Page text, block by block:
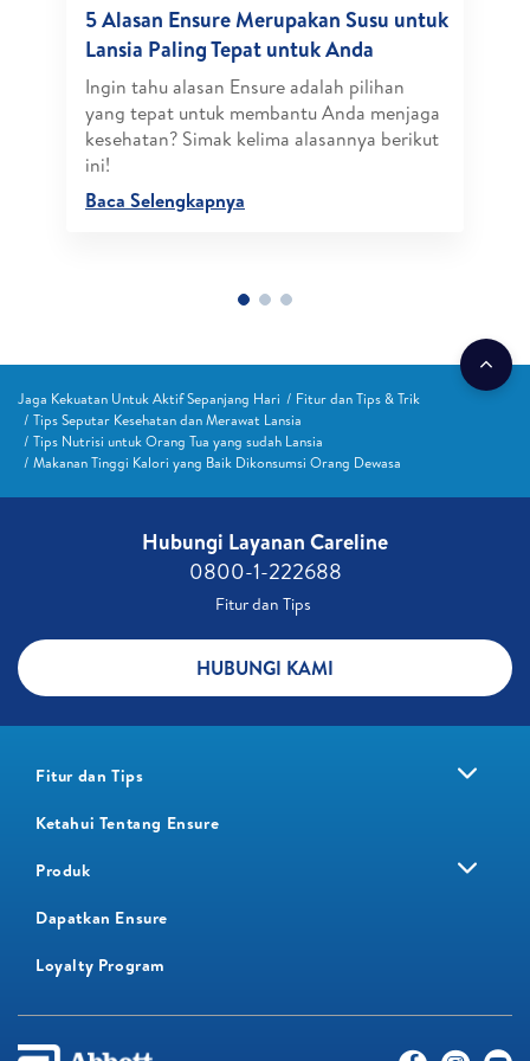
5 Alasan Ensure Merupakan Susu untuk
Lansia Paling Tepat untuk Anda
Ingin tahu alasan Ensure adalah pilihan
yang tepat untuk membantu Anda menjaga
kesehatan? Simak kelima alasannya berikut
ini!
Baca Selengkapnya
Jaga Kekuatan Untuk Aktif Sepanjang Hari
Fitur dan Tips & Trik
Tips Seputar Kesehatan dan Merawat Lansia
Tips Nutrisi untuk Orang Tua yang sudah Lansia
Makanan Tinggi Kalori yang Baik Dikonsumsi Orang Dewasa
Hubungi Layanan Careline​
0800-1-222688​
Fitur dan Tips ​
HUBUNGI KAMI
Fitur dan Tips
Ketahui Tentang Ensure
Produk
Dapatkan Ensure
Loyalty Program​